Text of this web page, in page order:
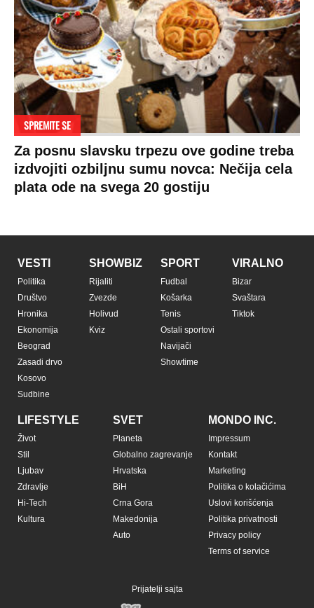
SPREMITE SE
Za posnu slavsku trpezu ove godine treba
izdvojiti ozbiljnu sumu novca: Nečija cela
plata ode na svega 20 gostiju
VESTI
Politika
Društvo
Hronika
Ekonomija
Beograd
Zasadi drvo
Kosovo
Sudbine
SHOWBIZ
Rijaliti
Zvezde
Holivud
Kviz
SPORT
Fudbal
Košarka
Tenis
Ostali sportovi
Navijači
Showtime
VIRALNO
Bizar
Svaštara
Tiktok
LIFESTYLE
Život
Stil
Ljubav
Zdravlje
Hi-Tech
Kultura
SVET
Planeta
Globalno zagrevanje
Hrvatska
BiH
Crna Gora
Makedonija
Auto
MONDO INC.
Impressum
Kontakt
Marketing
Politika o kolačićima
Uslovi korišćenja
Politika privatnosti
Privacy policy
Terms of service
Prijatelji sajta